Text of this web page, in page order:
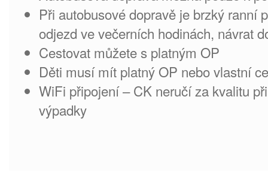
Při autobusové dopravě je brzký ranní
odjezd ve večerních hodinách, návrat
Cestovat můžete s platným OP
Děti musí mít platný OP nebo vlastní
WiFi připojení – CK neručí za kvalitu
výpadky